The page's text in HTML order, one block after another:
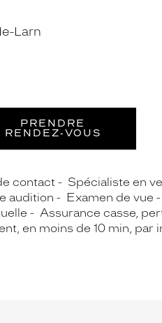
Larn
PRENDRE
RENDEZ‑VOUS
contact Spécialiste en
audition Examen de vue
Assurance casse,
en moins de 10 min, par